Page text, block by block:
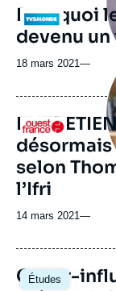
Logo
Pourquoi
devenu
18 mars 2021—
Logo
désormais
selon
l’Ifri
14 mars 2021—
Études
Image
principale
Cyber-